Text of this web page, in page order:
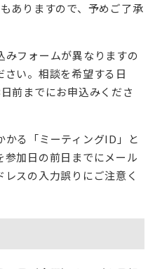
ありますので、予めご了承
みフォームが異なりますの
い。相談を希望する日
前までにお申込みくださ
かる「ミーティングID」と
参加日の前日までにメール
スの入力誤りにご注意く